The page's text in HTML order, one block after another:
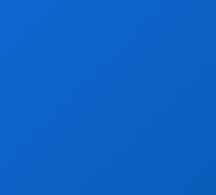
Конвенции, кроме осетровых
или импорт товаров, в том